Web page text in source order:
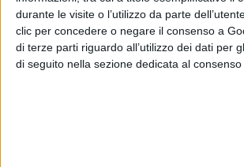
durante le visite o l’utilizzo da parte
clic per concedere o negare il consenso a
di terze parti riguardo all’utilizzo dei dati per
di seguito nella sezione dedicata al consenso
centro destra, finalizzati non tanto a
di cui tutti si riempiono la bocca, ma a
e poltrone e chi non è funzionale a